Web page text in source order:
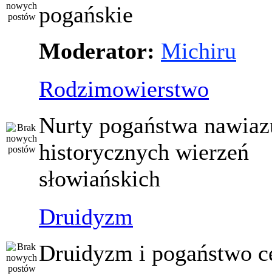
pogańskie
Moderator: Michiru
Rodzimowierstwo
Nurty pogaństwa
historycznych wierzeń
słowiańskich
Druidyzm
Druidyzm i pogaństwo